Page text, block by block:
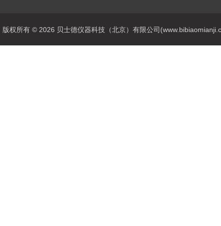
版权所有 © 2026 贝士德仪器科技（北京）有限公司